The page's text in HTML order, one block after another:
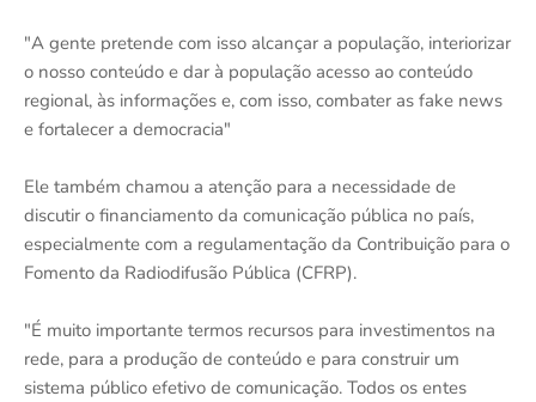
"A gente pretende com isso alcançar a população, interiorizar
o nosso conteúdo e dar à população acesso ao conteúdo
regional, às informações e, com isso, combater as fake news
e fortalecer a democracia"
Ele também chamou a atenção para a necessidade de
discutir o financiamento da comunicação pública no país,
especialmente com a regulamentação da Contribuição para o
Fomento da Radiodifusão Pública (CFRP).
"É muito importante termos recursos para investimentos na
rede, para a produção de conteúdo e para construir um
sistema público efetivo de comunicação. Todos os entes